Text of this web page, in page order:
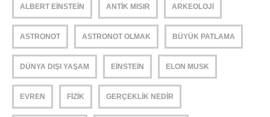
ALBERT EINSTEIN ANTIK MISIR ARKEOLOJI
ASTRONOT ASTRONOT OLMAK BÜYÜK PATLAMA
DÜNYA DIŞI YAŞAM EINSTEIN ELON MUSK
EVREN FIZIK GERÇEKLIK NEDIR